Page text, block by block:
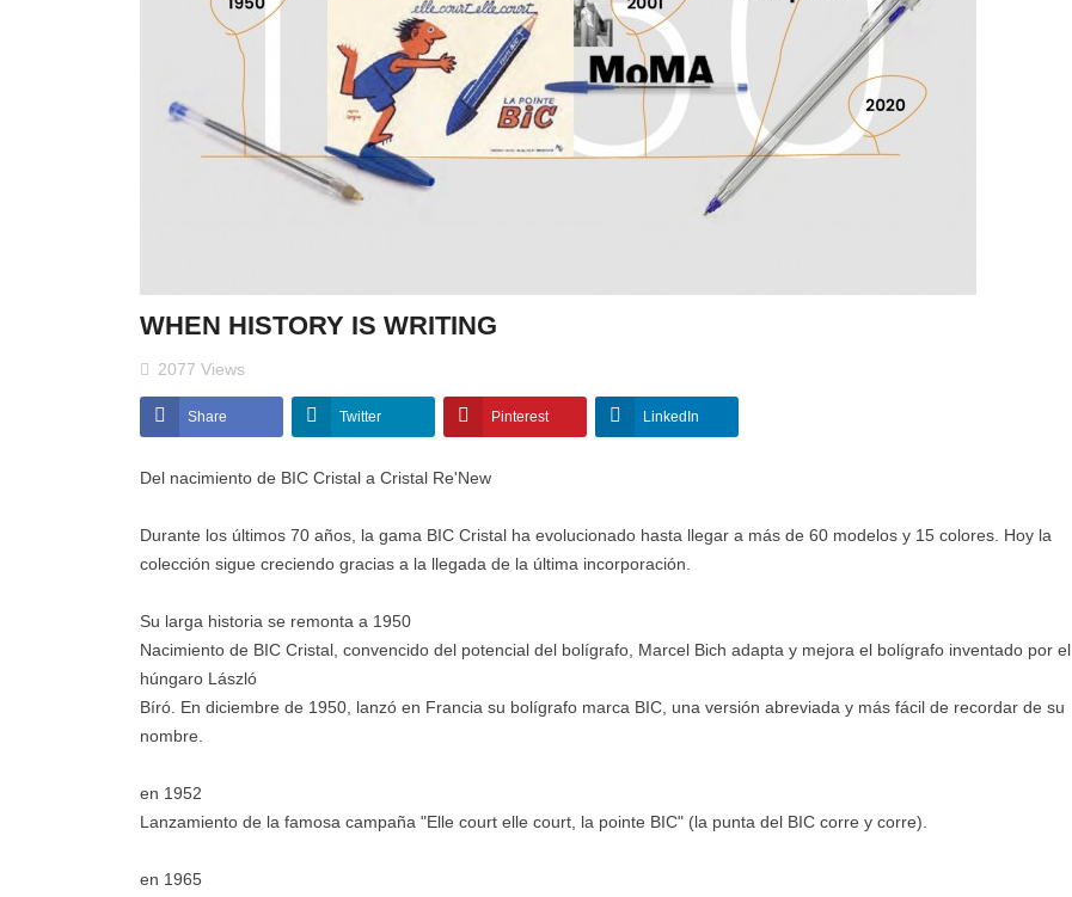
WHEN HISTORY IS WRITING
2077 Views
Share Twitter Pinterest LinkedIn
Del nacimiento de BIC Cristal a Cristal Re'New
Durante los últimos 70 años, la gama BIC Cristal ha evolucionado hasta llegar a más de 60 modelos y 15 colores. Hoy la
colección sigue creciendo gracias a la llegada de la última incorporación.
Su larga historia se remonta a 1950
Nacimiento de BIC Cristal, convencido del potencial del bolígrafo, Marcel Bich adapta y mejora el bolígrafo inventado por el
húngaro László
Bíró. En diciembre de 1950, lanzó en Francia su bolígrafo marca BIC, una versión abreviada y más fácil de recordar de su
nombre.
en 1952
Lanzamiento de la famosa campaña "Elle court elle court, la pointe BIC" (la punta del BIC corre y corre).
en 1965